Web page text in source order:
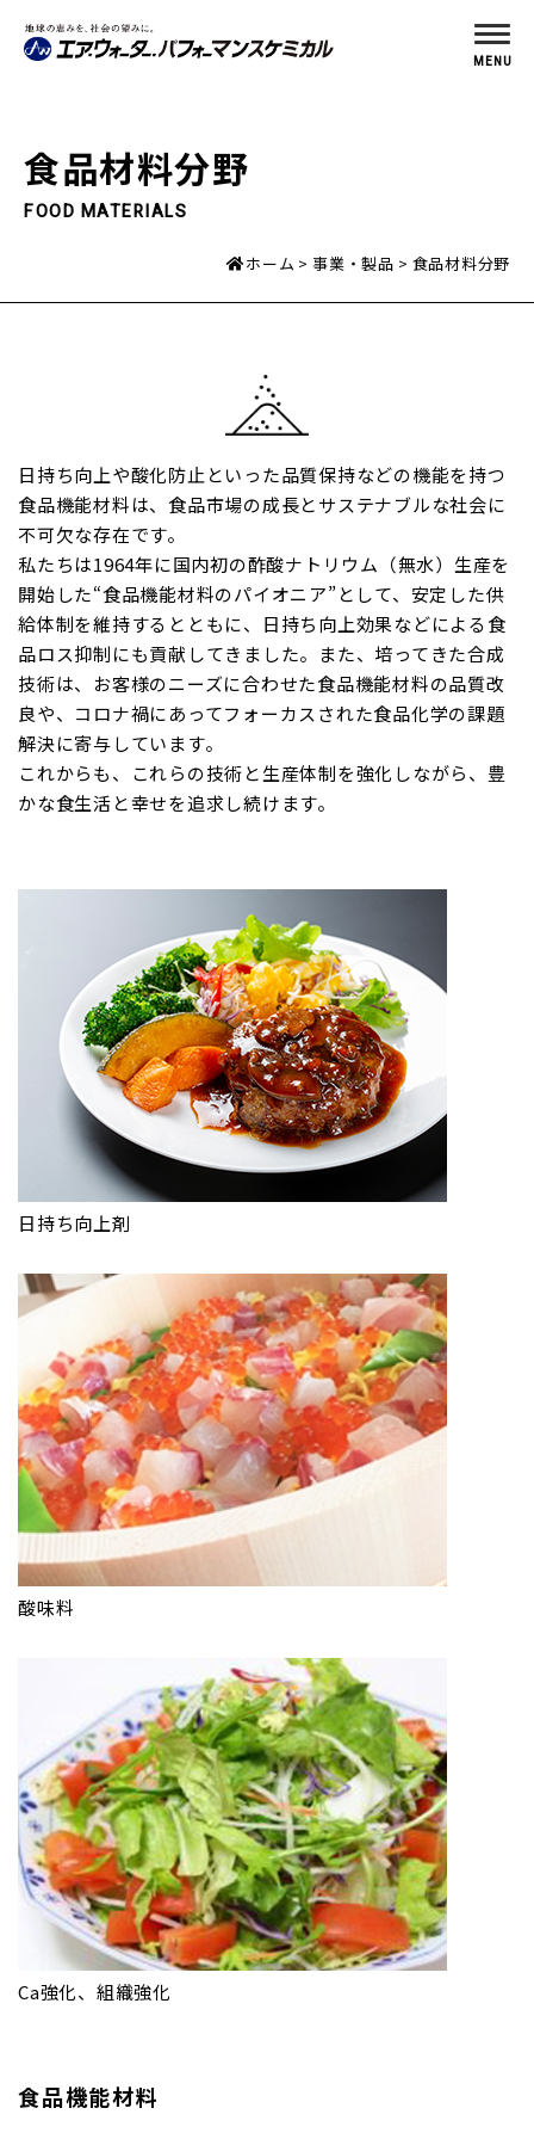
MENU
食品材料分野
FOOD MATERIALS
ホーム 事業・製品 食品材料分野
日持ち向上や酸化防止といった品質保持などの機能を持つ
食品機能材料は、食品市場の成長とサステナブルな社会に
不可欠な存在です。
私たちは1964年に国内初の酢酸ナトリウム（無水）生産を
開始した“食品機能材料のパイオニア”として、安定した供
給体制を維持するとともに、日持ち向上効果などによる食
品ロス抑制にも貢献してきました。また、培ってきた合成
技術は、お客様のニーズに合わせた食品機能材料の品質改
良や、コロナ禍にあってフォーカスされた食品化学の課題
解決に寄与しています。
これからも、これらの技術と生産体制を強化しながら、豊
かな食生活と幸せを追求し続けます。
日持ち向上剤
酸味料
Ca強化、組織強化
食品機能材料